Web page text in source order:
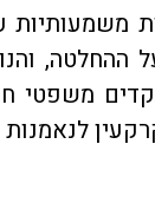
ההחלטה,
משפטי
לנאמנות